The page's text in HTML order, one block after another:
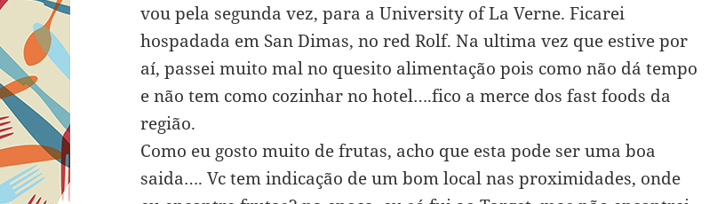
vou pela segunda vez, para a University of La Verne. Ficarei
hospadada em San Dimas, no red Rolf. Na ultima vez que estive por
aí, passei muito mal no quesito alimentação pois como não dá tempo
e não tem como cozinhar no hotel….fico a merce dos fast foods da
região.
Como eu gosto muito de frutas, acho que esta pode ser uma boa
saida…. Vc tem indicação de um bom local nas proximidades, onde